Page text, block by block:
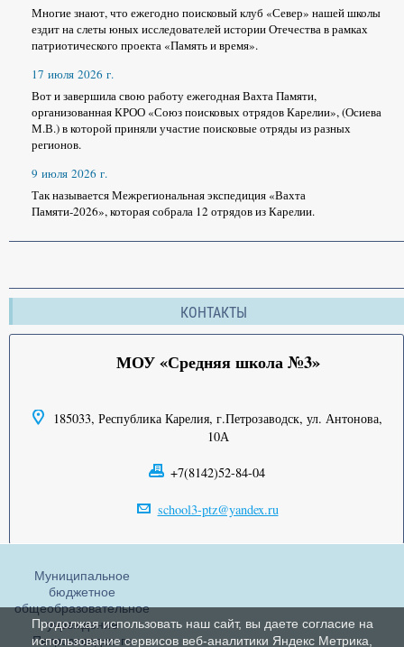
Многие знают, что ежегодно поисковый клуб «Север» нашей школы
ездит на слеты юных исследователей истории Отечества в рамках
патриотического проекта «Память и время».
17 июля 2026 г.
Вот и завершила свою работу ежегодная Вахта Памяти,
организованная КРОО «Союз поисковых отрядов Карелии», (Осиева
М.В.) в которой приняли участие поисковые отряды из разных
регионов.
9 июля 2026 г.
Так называется Межрегиональная экспедиция «Вахта
Памяти-2026», которая собрала 12 отрядов из Карелии.
КОНТАКТЫ
МОУ «Средняя школа №3»
185033, Республика Карелия, г.Петрозаводск, ул. Антонова,
10А
+7(8142)52-84-04
school3-ptz@yandex.ru
Муниципальное
бюджетное
общеобразовательное
учреждение
Петрозаводского
Продолжая использовать наш сайт, вы даете согласие на
использование сервисов веб-аналитики Яндекс Метрика,